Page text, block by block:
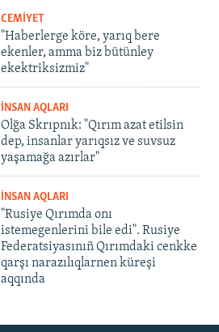
CEMİYET
"Haberlerge köre, yarıq bere
ekenler, amma biz bütünley
ekektriksizmiz"
İNSAN AQLARI
Olğa Skrıpnık: "Qırım azat etilsin
dep, insanlar yarıqsız ve suvsuz
yaşamağa azırlar"
İNSAN AQLARI
"Rusiye Qırımda onı
istemegenlerini bile edi". Rusiye
Federatsiyasınıñ Qırımdaki cenkke
qarşı narazılıqlarnen küreşi
aqqında